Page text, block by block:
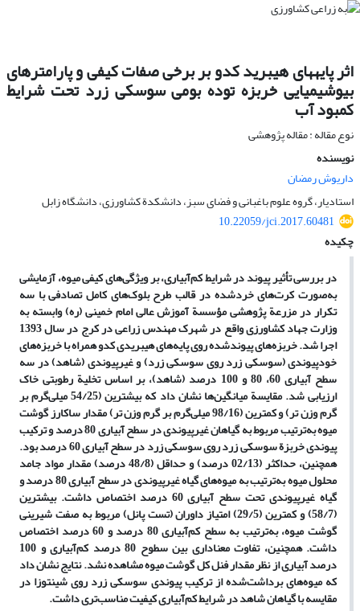
اثر پایه‮های هیبرید کدو بر برخی صفات کیفی و پارامترهای
بیوشیمیایی خربزه توده بومی سوسکی زرد تحت شرایط
کمبود آب‬‬‬‬‬‬‬‬
نوع مقاله : مقاله پژوهشی
نویسنده
داریوش رمضان
استادیار، گروه علوم باغبانی و فضای سبز، دانشکدة کشاورزی، دانشگاه زابل
10.22059/jci.2017.60481
چکیده
در بررسی تأثیر پیوند در شرایط کم‌آبیاری، بر ویژگی‌های کیفی میوه، آزمایشی
به‌صورت کرت‌های خردشده در قالب طرح بلوک‌های کامل تصادفی با سه
تکرار در مزرعة پژوهشی مؤسسة آموزش عالی امام خمینی (ره) وابسته به
وزارت جهاد کشاورزی واقع در شهرک مهندس زراعی در کرج در سال 1393
اجرا شد. خربزه‌های پیوندشده روی پایه‌های هیبریدی کدو همراه با خربزه‌های
خودپیوندی (سوسکی زرد روی سوسکی زرد) و غیرپیوندی (شاهد) در سه
سطح آبیاری 60، 80 و 100 درصد (شاهد)، بر اساس تخلیة رطوبتی خاک
ارزیابی شد. مقایسة میانگین‌ها نشان داد که بیشترین (54/25 میلی‌گرم بر
گرم وزن تر) و کمترین (98/16 میلی‌گرم بر گرم وزن تر) مقدار ساکارز گوشت
میوه به‌ترتیب مربوط به گیاهان غیرپیوندی در سطح آبیاری 80 درصد و ترکیب
پیوندی خربزة سوسکی زرد روی سوسکی زرد در سطح آبیاری 60 درصد بود.
همچنین، حداکثر (02/13 درصد) و حداقل (48/8 درصد) مقدار مواد جامد
محلول میوه به‌ترتیب به میوه‌های گیاه غیرپیوندی در سطح آبیاری 80 درصد و
گیاه غیرپیوندی تحت سطح آبیاری 60 درصد اختصاص داشت. بیشترین
(58/7) و کمترین (29/5) امتیاز داوران (تست پانل) مربوط به صفت شیرینی
گوشت میوه، به‌ترتیب به سطح کم‌آبیاری 80 درصد و 60 درصد اختصاص
داشت. همچنین، تفاوت معناداری بین سطوح 80 درصد کم‌آبیاری و 100
درصد آبیاری از نظر مقدار فنل کل گوشت میوه مشاهده نشد. نتایج نشان داد
که میوه‌های برداشت‌شده از ترکیب پیوندی سوسکی زرد روی شینتوزا در
مقایسه با گیاهان شاهد در شرایط کم‌آبیاری کیفیت مناسب‌تری داشت.